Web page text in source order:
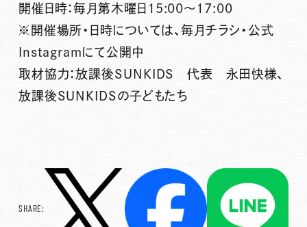
開催日時：毎月第木曜日15:00～17:00
※開催場所・日時については、毎月チラシ・公式
Instagramにて公開中
取材協力：放課後SUNKIDS 代表 永田快様、
放課後SUNKIDSの子どもたち
SHARE: